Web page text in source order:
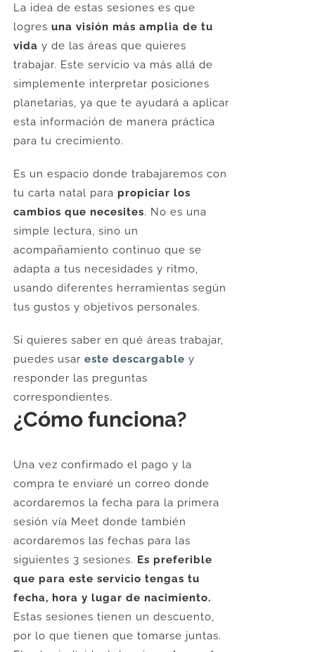
La idea de estas sesiones es que
logres una visión más amplia de tu
vida y de las áreas que quieres
trabajar. Este servicio va más allá de
simplemente interpretar posiciones
planetarias, ya que te ayudará a aplicar
esta información de manera práctica
para tu crecimiento.
Es un espacio donde trabajaremos con
tu carta natal para propiciar los
cambios que necesites. No es una
simple lectura, sino un
acompañamiento continuo que se
adapta a tus necesidades y ritmo,
usando diferentes herramientas según
tus gustos y objetivos personales.
Si quieres saber en qué áreas trabajar,
puedes usar este descargable y
responder las preguntas
correspondientes.
¿Cómo funciona?
Una vez confirmado el pago y la
compra te enviaré un correo donde
acordaremos la fecha para la primera
sesión vía Meet donde también
acordaremos las fechas para las
siguientes 3 sesiones. Es preferible
que para este servicio tengas tu
fecha, hora y lugar de nacimiento.
Estas sesiones tienen un descuento,
por lo que tienen que tomarse juntas.